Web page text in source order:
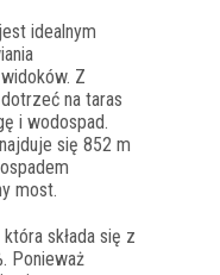
jest idealnym
Z
na taras
i wodospad.
się 852 m
most.
która składa się z
Ponieważ